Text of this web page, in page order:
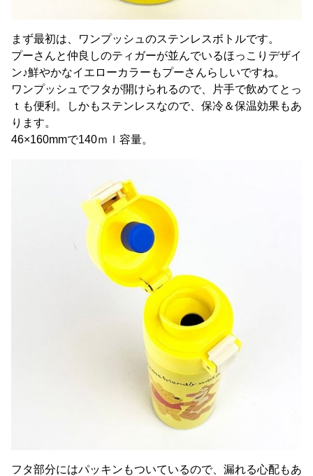
まず最初は、ワンプッシュのステンレスボトルです。
プーさんと仲良しのティガーが並んでいるほっこりデザイ
ン♪鮮やかなイエローカラーもプーさんらしいですね。
ワンプッシュでフタが開けられるので、片手で飲めてとっ
ｔも便利。しかもステンレスなので、保冷＆保温効果もあ
ります。
46×160mmで140ｍｌ容量。
フタ部分にはパッキンもついているので、漏れる心配もあ